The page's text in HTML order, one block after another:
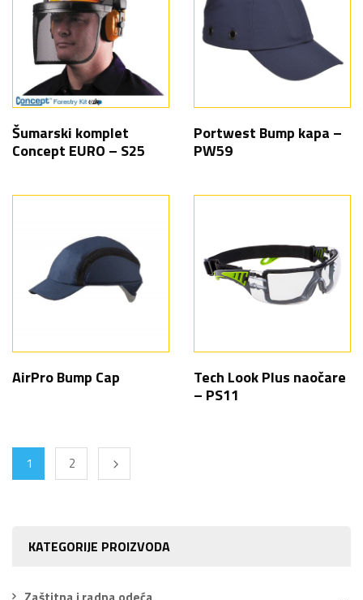
KATEGORIJE PROIZVODA
Šumarski komplet
Concept EURO – S25
Portwest Bump kapa –
PW59
AirPro Bump Cap
Tech Look Plus naočare
– PS11
1 2